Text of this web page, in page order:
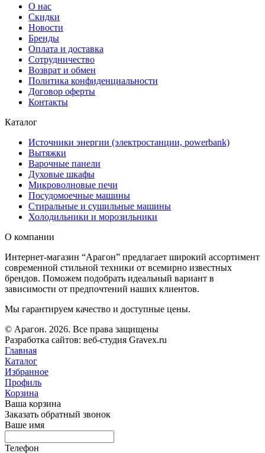
О нас
Скидки
Новости
Бренды
Оплата и доставка
Сотрудничество
Возврат и обмен
Политика конфиденциальности
Договор оферты
Контакты
Каталог
Источники энергии (электростанции, powerbank)
Вытяжки
Варочные панели
Духовые шкафы
Микроволновые печи
Посудомоечные машины
Стиральные и сушильные машины
Холодильники и морозильники
О компании
Интернет-магазин “Арагон” предлагает широкий ассортимент
современной стильной техники от всемирно известных
брендов. Поможем подобрать идеальный вариант в
зависимости от предпочтений наших клиентов.
Мы гарантируем качество и доступные цены.
© Арагон. 2026. Все права защищены
Разработка сайтов: веб-студия Gravex.ru
Главная
Каталог
Избранное
Профиль
Корзина
Ваша корзина
Заказать обратный звонок
Ваше имя
Телефон